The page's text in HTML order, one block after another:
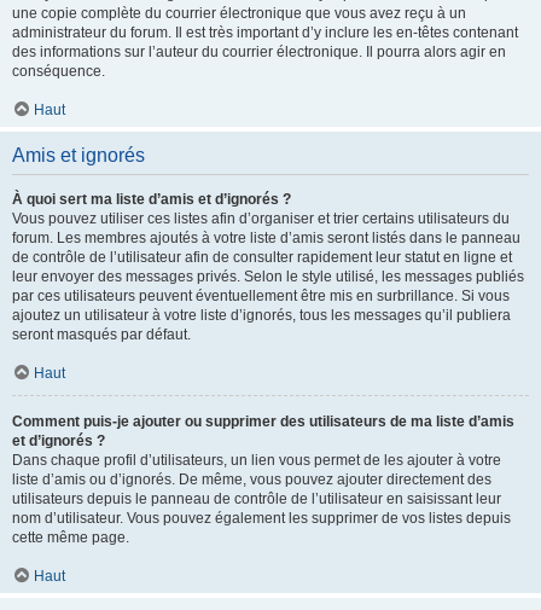
une copie complète du courrier électronique que vous avez reçu à un
administrateur du forum. Il est très important d’y inclure les en-têtes contenant
des informations sur l’auteur du courrier électronique. Il pourra alors agir en
conséquence.
Haut
Amis et ignorés
À quoi sert ma liste d’amis et d’ignorés ?
Vous pouvez utiliser ces listes afin d’organiser et trier certains utilisateurs du
forum. Les membres ajoutés à votre liste d’amis seront listés dans le panneau
de contrôle de l’utilisateur afin de consulter rapidement leur statut en ligne et
leur envoyer des messages privés. Selon le style utilisé, les messages publiés
par ces utilisateurs peuvent éventuellement être mis en surbrillance. Si vous
ajoutez un utilisateur à votre liste d’ignorés, tous les messages qu’il publiera
seront masqués par défaut.
Haut
Comment puis-je ajouter ou supprimer des utilisateurs de ma liste d’amis
et d’ignorés ?
Dans chaque profil d’utilisateurs, un lien vous permet de les ajouter à votre
liste d’amis ou d’ignorés. De même, vous pouvez ajouter directement des
utilisateurs depuis le panneau de contrôle de l’utilisateur en saisissant leur
nom d’utilisateur. Vous pouvez également les supprimer de vos listes depuis
cette même page.
Haut